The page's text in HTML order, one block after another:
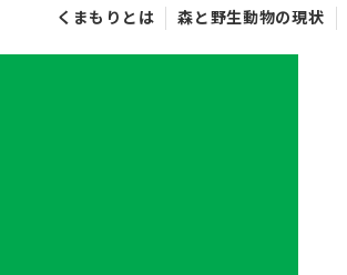
くまもりとは 森と野生動物の現状